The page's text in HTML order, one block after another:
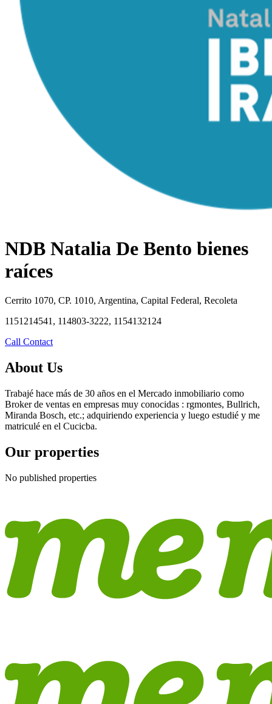
NDB Natalia De Bento bienes
raíces
Cerrito 1070, CP. 1010, Argentina, Capital Federal, Recoleta
1151214541, 114803-3222, 1154132124
Call Contact
About Us
Trabajé hace más de 30 años en el Mercado inmobiliario como
Broker de ventas en empresas muy conocidas : rgmontes, Bullrich,
Miranda Bosch, etc.; adquiriendo experiencia y luego estudié y me
matriculé en el Cucicba.
Our properties
No published properties